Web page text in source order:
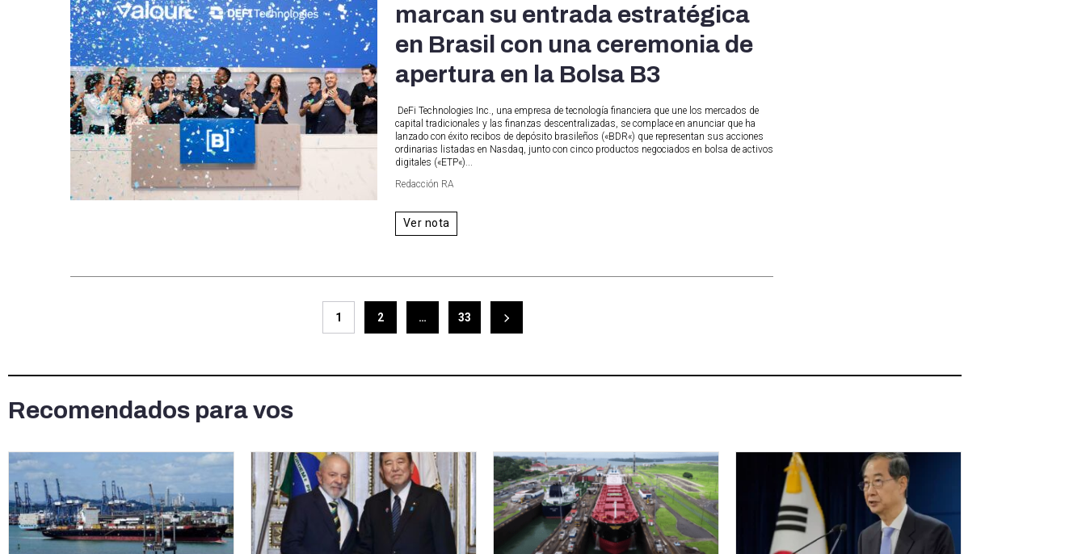
marcan su entrada estratégica
en Brasil con una ceremonia de
apertura en la Bolsa B3
DeFi Technologies Inc., una empresa de tecnología financiera que une los mercados de
capital tradicionales y las finanzas descentralizadas, se complace en anunciar que ha
lanzado con éxito recibos de depósito brasileños («BDR«) que representan sus acciones
ordinarias listadas en Nasdaq, junto con cinco productos negociados en bolsa de activos
digitales («ETP«)...
Redacción RA
Ver nota
1 2 … 33
Recomendados para vos